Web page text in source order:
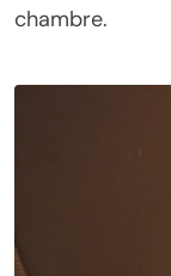
chambre.